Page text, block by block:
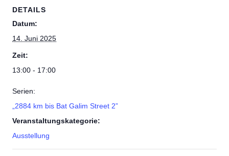
DETAILS
Datum:
14. Juni 2025
Zeit:
13:00 - 17:00
Serien:
„2884 km bis Bat Galim Street 2”
Veranstaltungskategorie:
Ausstellung